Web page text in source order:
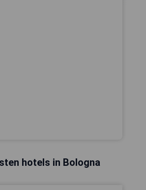
hotels in Bologna